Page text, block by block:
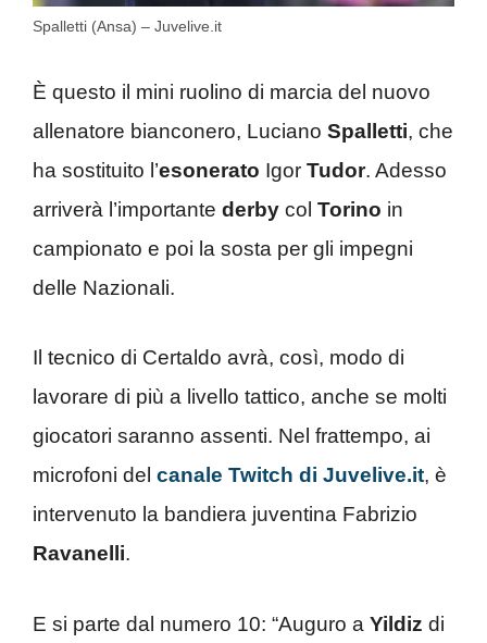
Spalletti (Ansa) – Juvelive.it
È questo il mini ruolino di marcia del nuovo
allenatore bianconero, Luciano Spalletti, che
ha sostituito l’esonerato Igor Tudor. Adesso
arriverà l’importante derby col Torino in
campionato e poi la sosta per gli impegni
delle Nazionali.
Il tecnico di Certaldo avrà, così, modo di
lavorare di più a livello tattico, anche se molti
giocatori saranno assenti. Nel frattempo, ai
microfoni del canale Twitch di Juvelive.it, è
intervenuto la bandiera juventina Fabrizio
Ravanelli.
E si parte dal numero 10: “Auguro a Yildiz di